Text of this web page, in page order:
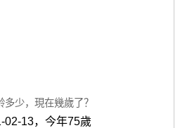
少，現在幾歲了？
02-13，今年75歲